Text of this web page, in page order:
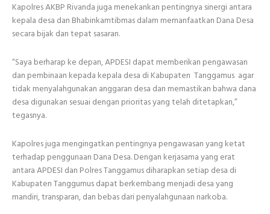
Kapolres AKBP Rivanda juga menekankan pentingnya sinergi antara
kepala desa dan Bhabinkamtibmas dalam memanfaatkan Dana Desa
secara bijak dan tepat sasaran.
“Saya berharap ke depan, APDESI dapat memberikan pengawasan
dan pembinaan kepada kepala desa di Kabupaten Tanggamus agar
tidak menyalahgunakan anggaran desa dan memastikan bahwa dana
desa digunakan sesuai dengan prioritas yang telah ditetapkan,”
tegasnya.
Kapolres juga mengingatkan pentingnya pengawasan yang ketat
terhadap penggunaan Dana Desa. Dengan kerjasama yang erat
antara APDESI dan Polres Tanggamus diharapkan setiap desa di
Kabupaten Tanggumus dapat berkembang menjadi desa yang
mandiri, transparan, dan bebas dari penyalahgunaan narkoba.